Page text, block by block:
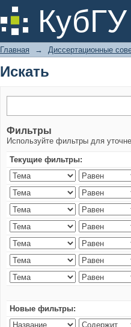
Искать
Главная → Диссертационные
Искать
Фильтры
Используйте фильтры для
Текущие фильтры:
Новые фильтры: